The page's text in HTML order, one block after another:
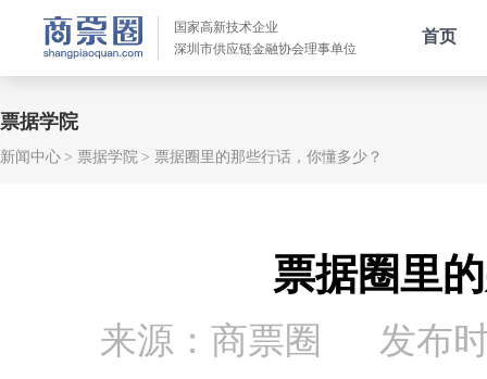
国家高新技术企业
深圳市供应链金融协会理事单位
首页
票据学院
新闻中心 票据学院 票据圈里的那些行话，你懂多少？
票据圈里
来源：商票圈 发布